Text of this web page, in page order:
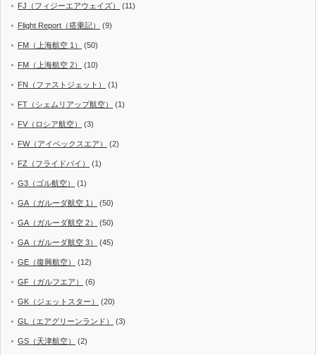
FJ（フィジーエアウェイズ） (11)
Flight Report（搭乗記） (9)
FM（上海航空 1） (50)
FM（上海航空 2） (10)
FN（ファストジェット） (1)
FT（シェムリアップ航空） (1)
FV（ロシア航空） (3)
FW（アイベックスエア） (2)
FZ（フライドバイ） (1)
G3（ゴル航空） (1)
GA（ガルーダ航空 1） (50)
GA（ガルーダ航空 2） (50)
GA（ガルーダ航空 3） (45)
GE（復興航空） (12)
GF（ガルフエア） (6)
GK（ジェットスター） (20)
GL（エアグリーンランド） (3)
GS（天津航空） (2)